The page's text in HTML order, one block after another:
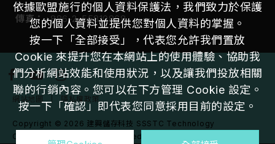
傳真：+886-2-55810868
Copyright © 2026 建興儲存科技 SSSTC Technology
Corporation
All Rights Reserved
網站地圖 隱私權政策
依據歐盟施行的個人資料保護法，我們致力於保護
您的個人資料並提供您對個人資料的掌握。
按一下「全部接受」，代表您允許我們置放
Cookie 來提升您在本網站上的使用體驗、協助我
們分析網站效能和使用狀況，以及讓我們投放相關
聯的行銷內容。您可以在下方管理 Cookie 設定。
按一下「確認」即代表您同意採用目前的設定。